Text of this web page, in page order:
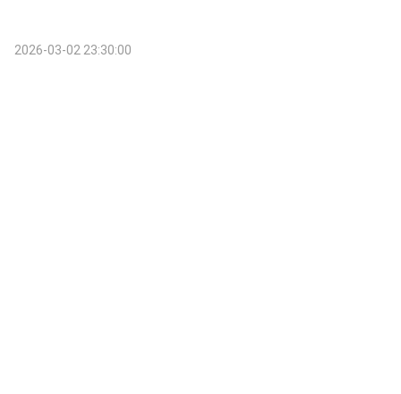
2026-03-02 23:30:00